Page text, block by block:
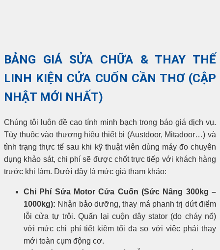
BẢNG GIÁ SỬA CHỮA & THAY THẾ
LINH KIỆN CỬA CUỐN CẦN THƠ (CẬP
NHẬT MỚI NHẤT)
Chúng tôi luôn đề cao tính minh bạch trong báo giá dịch vụ.
Tùy thuộc vào thương hiệu thiết bị (Austdoor, Mitadoor…) và
tình trạng thực tế sau khi kỹ thuật viên dùng máy đo chuyên
dụng khảo sát, chi phí sẽ được chốt trực tiếp với khách hàng
trước khi làm. Dưới đây là mức giá tham khảo:
Chi Phí Sửa Motor Cửa Cuốn (Sức Nâng 300kg –
1000kg): Nhận bảo dưỡng, thay má phanh trị dứt điểm
lỗi cửa tự trôi. Quấn lại cuộn dây stator (do cháy nổ)
với mức chi phí tiết kiệm tối đa so với việc phải thay
mới toàn cụm động cơ.